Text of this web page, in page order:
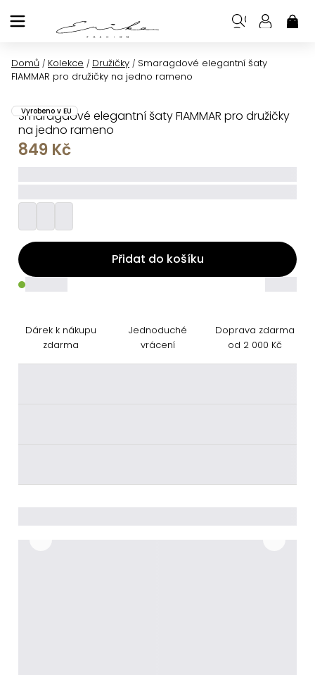
na
Domů / Kolekce / Družičky / Smaragdové elegantní šaty
FIAMMAR pro družičky na jedno rameno
Smaragdové elegantní šaty FIAMMAR pro družičky
na jedno rameno
Vyrobeno v EU
849 Kč
Přidat do košíku
Dárek k nákupu
zdarma
Jednoduché
vrácení
Doprava zdarma
od 2 000 Kč